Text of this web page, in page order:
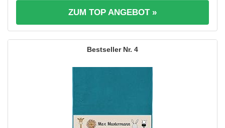
ZUM TOP ANGEBOT »
4